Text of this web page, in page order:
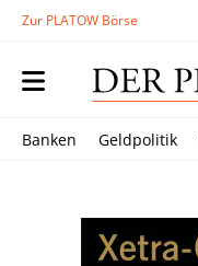
Zur PLATOW Börse
Banken Geldpolitik